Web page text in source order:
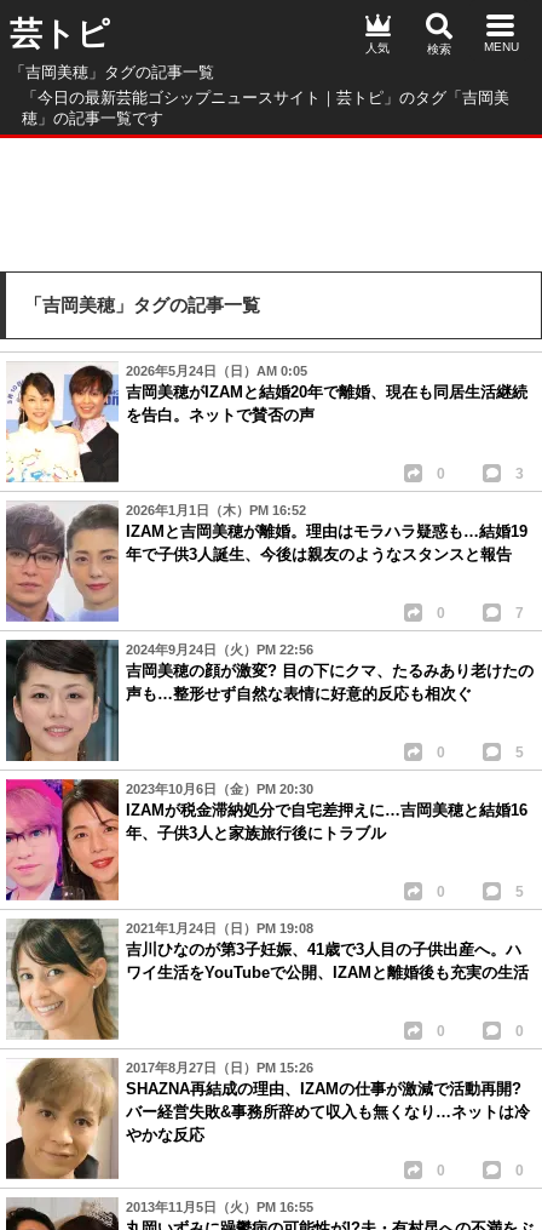
芸トピ
「吉岡美穂」タグの記事一覧
「今日の最新芸能ゴシップニュースサイト｜芸トピ」のタグ「吉岡美
穂」の記事一覧です
人気
「吉岡美穂」タグの記事一覧
2026年5月24日（日）AM 0:05
吉岡美穂がIZAMと結婚20年で離婚、現在も同居生活継続
を告白。ネットで賛否の声
0 3
2026年1月1日（木）PM 16:52
IZAMと吉岡美穂が離婚。理由はモラハラ疑惑も…結婚19
年で子供3人誕生、今後は親友のようなスタンスと報告
0 7
2024年9月24日（火）PM 22:56
吉岡美穂の顔が激変? 目の下にクマ、たるみあり老けたの
声も…整形せず自然な表情に好意的反応も相次ぐ
0 5
2023年10月6日（金）PM 20:30
IZAMが税金滞納処分で自宅差押えに…吉岡美穂と結婚16
年、子供3人と家族旅行後にトラブル
0 5
2021年1月24日（日）PM 19:08
吉川ひなのが第3子妊娠、41歳で3人目の子供出産へ。ハ
ワイ生活をYouTubeで公開、IZAMと離婚後も充実の生活
0 0
2017年8月27日（日）PM 15:26
SHAZNA再結成の理由、IZAMの仕事が激減で活動再開?
バー経営失敗&事務所辞めて収入も無くなり…ネットは冷
やかな反応
0 0
2013年11月5日（火）PM 16:55